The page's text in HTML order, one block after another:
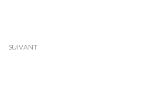
SUIVANT